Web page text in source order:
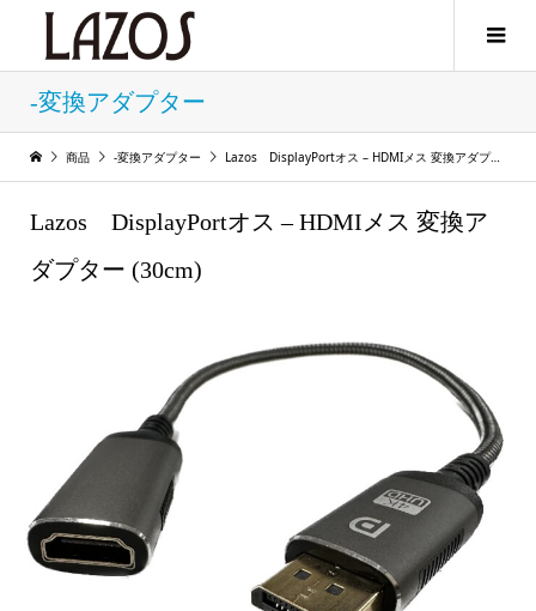
-変換アダプター
商品 -変換アダプター Lazos DisplayPortオス – HDMIメス 変換アダプター (30cm)
Lazos DisplayPortオス – HDMIメス 変換ア
ダプター (30cm)